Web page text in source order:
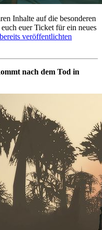
Inhalte auf die besonderen
euer Ticket für ein neues
bereits veröffentlichten
nach dem Tod in